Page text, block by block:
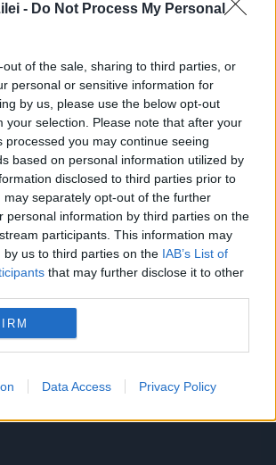
- Do Not Process My Personal
out of the sale, sharing to third parties, or
personal or sensitive information for
by us, please use the below opt-out
your selection. Please note that after your
processed you may continue seeing
based on personal information utilized by
disclosed to third parties prior to
may separately opt-out of the further
personal information by third parties on the
participants. This information may
by us to third parties on the IAB’s List of
that may further disclose it to other
Data Access Privacy Policy
din Cluj. Șoferu...
de stiri!
este o publicație multimedia, dedicată
știrile corecte, obiective și
domeniile de activitate